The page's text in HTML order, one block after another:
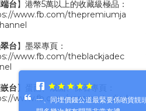
台】港幣5萬以上的收藏級極品：
www.fb.com/thepremiumja
台】墨翠專頁：
www.fb.com/theblackjadec
台】蛋面、戒面、裸石專頁：
www.fb.com/unmountedjad
一、同埋價錢公道最緊要係啲貨靚